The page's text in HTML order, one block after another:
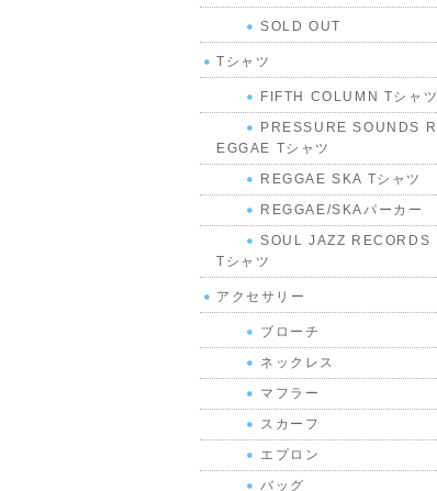
SOLD OUT
Tシャツ
FIFTH COLUMN Tシャツ
PRESSURE SOUNDS R
EGGAE Tシャツ
REGGAE SKA Tシャツ
REGGAE/SKAパーカー
SOUL JAZZ RECORDS
Tシャツ
アクセサリー
ブローチ
ネックレス
マフラー
スカーフ
エプロン
バッグ